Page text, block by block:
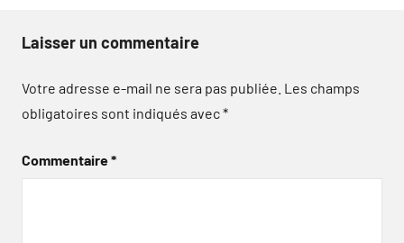
Laisser un commentaire
Votre adresse e-mail ne sera pas publiée. Les champs
obligatoires sont indiqués avec*
Commentaire*